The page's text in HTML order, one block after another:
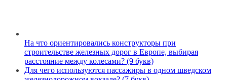
На что ориентировались конструкторы при
строительстве железных дорог в Европе, выбирая
расстояние между колесами? (9 букв)
Для чего используются пассажиры в одном шведском